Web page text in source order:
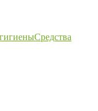
Средства